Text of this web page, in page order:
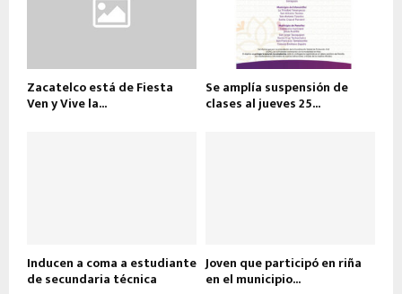
Zacatelco está de Fiesta
Ven y Vive la...
Se amplía suspensión de
clases al jueves 25...
Inducen a coma a estudiante
de secundaria técnica
Joven que participó en riña
en el municipio...